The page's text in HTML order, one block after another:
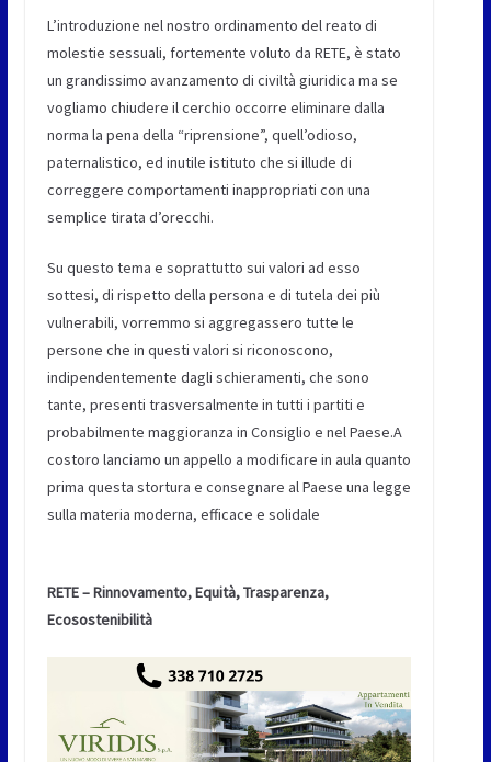
L’introduzione nel nostro ordinamento del reato di
molestie sessuali, fortemente voluto da RETE, è stato
un grandissimo avanzamento di civiltà giuridica ma se
vogliamo chiudere il cerchio occorre eliminare dalla
norma la pena della “riprensione”, quell’odioso,
paternalistico, ed inutile istituto che si illude di
correggere comportamenti inappropriati con una
semplice tirata d’orecchi.
Su questo tema e soprattutto sui valori ad esso
sottesi, di rispetto della persona e di tutela dei più
vulnerabili, vorremmo si aggregassero tutte le
persone che in questi valori si riconoscono,
indipendentemente dagli schieramenti, che sono
tante, presenti trasversalmente in tutti i partiti e
probabilmente maggioranza in Consiglio e nel Paese.A
costoro lanciamo un appello a modificare in aula quanto
prima questa stortura e consegnare al Paese una legge
sulla materia moderna, efficace e solidale
RETE – Rinnovamento, Equità, Trasparenza,
Ecosostenibilità